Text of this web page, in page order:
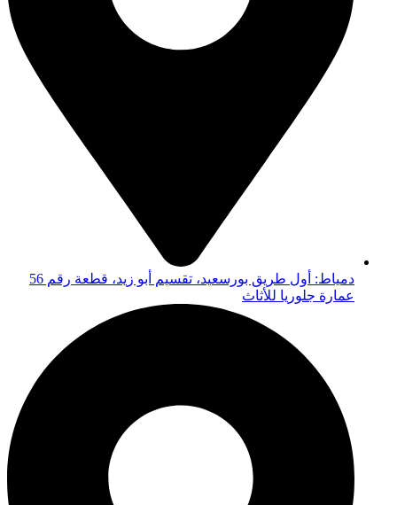
دمياط: أول طريق بورسعيد، تقسيم أبو زيد، قطعة رقم 56
عمارة جلوريا للأثاث